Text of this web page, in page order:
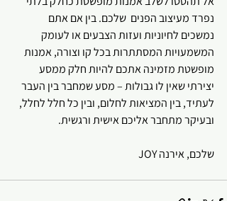
נפרד מעיצוב הפנים  שלכם. בין אם אתם
נמשכים לחיוניות ועזות הצבעים או לעומק
המשמעויות המסתתרות בכל קו וצורה, אמנות
מופשטת מזמינה אתכם להיות חלק ממסע
יצירתי שאין לו גבולות – מסע שמחבר בין העבר
לעתיד, בין המציאות לחלום, ובין כל חלל לחלל,
ובעיקר מתחבר אליכם אישית ורגשית.
שלכם, אירנה JOY